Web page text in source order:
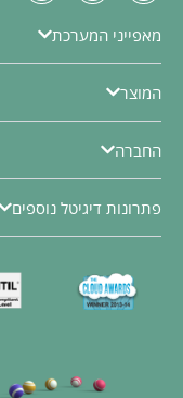
מאפייני המערכת
המוצר
החברה
פתרונות דיגיטל נוספים